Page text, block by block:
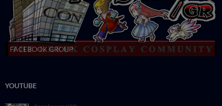
FACEBOOK GROUP
YOUTUBE